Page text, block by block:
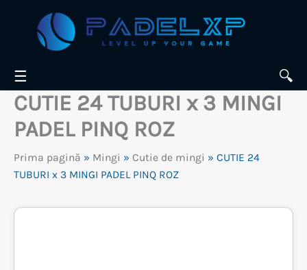
☰ 🔍
CUTIE 24 TUBURI x 3 MINGI
PADEL PINQ ROZ
Prima pagină » Mingi » Cutie de mingi » CUTIE 24
TUBURI x 3 MINGI PADEL PINQ ROZ